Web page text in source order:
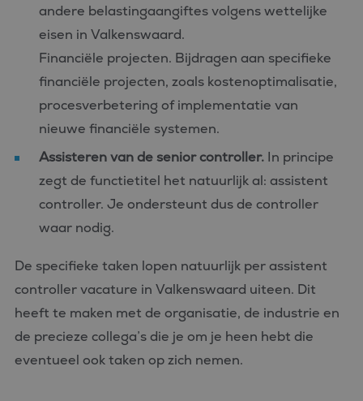
andere belastingaangiftes volgens wettelijke
eisen in Valkenswaard.
Financiële projecten. Bijdragen aan specifieke
financiële projecten, zoals kostenoptimalisatie,
procesverbetering of implementatie van
nieuwe financiële systemen.
Assisteren van de senior controller. In principe
zegt de functietitel het natuurlijk al: assistent
controller. Je ondersteunt dus de controller
waar nodig.
De specifieke taken lopen natuurlijk per assistent
controller vacature in Valkenswaard uiteen. Dit
heeft te maken met de organisatie, de industrie en
de precieze collega’s die je om je heen hebt die
eventueel ook taken op zich nemen.